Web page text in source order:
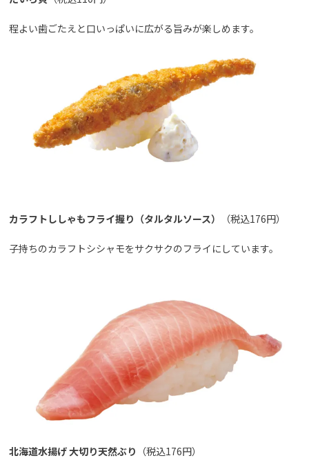
程よい歯ごたえと口いっぱいに広がる旨みが楽しめます。
カラフトししゃもフライ握り（タルタルソース） （税込176円）
子持ちのカラフトシシャモをサクサクのフライにしています。
北海道水揚げ 大切り天然ぶり （税込176円）